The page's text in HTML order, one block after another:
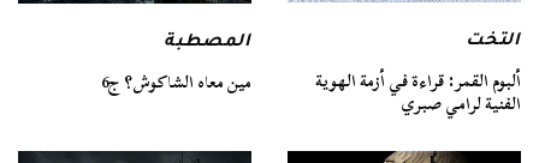
التخت
ألبوم القمر: قراءة في أزمة الهوية
الفنية لرامي صبري
المصطبة
مين معاه الشاكوش؟ ج6